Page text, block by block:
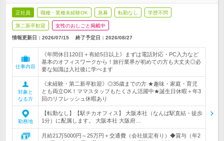
正社員 職種・業種未経験OK 急募 転勤なし 学歴不問
第二新卒歓迎 女性のおしごと掲載中
情報更新日：2026/07/15 終了予定日： 2026/08/27
仕事内容
《年間休日120日＋有給5日以上》まずは電話対応・PC入力など
基本のオフィスワークから！旅行業界が初めての方も大丈夫◎必
要な知識は入社後に学べます
対象と
なる方
《未経験・第二新卒歓迎》◎35歳までの方 ★趣味・家庭・育児
とも両立OK！ママスタッフもたくさん活躍中★誕生日休暇＋年3
回のリフレッシュ休暇あり
勤務地
【転勤なし】【駅チカオフィス】 大阪本社（なんば駅直結・徒歩
1分）に配属します。 大阪本社 大阪府…
月給21万5000円～25万円＋交通費（会社規定有り）◆賞与（年2